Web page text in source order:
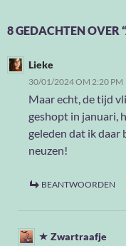
8 GEDACHTEN OVER
Lieke
30/01/2024 OM 2:20 PM
Maar echt, de tijd
geshopt in januari,
geleden dat ik daar
neuzen!
BEANTWOORDEN
Zwartraafje